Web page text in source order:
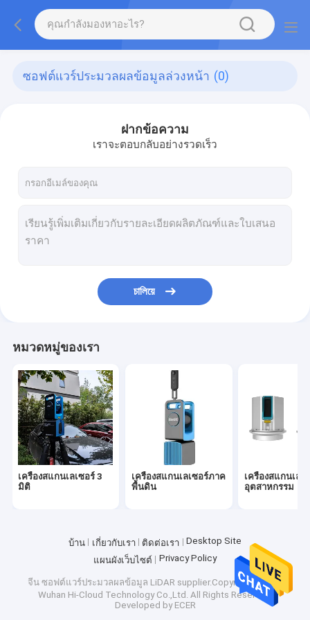
ซอฟต์แวร์ประมวลผลข้อมูลล่วงหน้า (0)
ฝากข้อความ
เราจะตอบกลับอย่างรวดเร็ว
চালিয়ে
หมวดหมู่ของเรา
เครื่องสแกนเลเซอร์ 3
มิติ
เครื่องสแกนเลเซอร์ภาค
พื้นดิน
เครื่องสแกนเลเ
อุตสาหกรรม
บ้าน เกี่ยวกับเรา ติดต่อเรา
Desktop Site
แผนผังเว็บไซต์
Privacy Policy
จีน ซอฟต์แวร์ประมวลผลข้อมูล LiDAR supplier.Copyright © 2025
Wuhan Hi-Cloud Technology Co.,Ltd. All Rights Reserved.
Developed by ECER